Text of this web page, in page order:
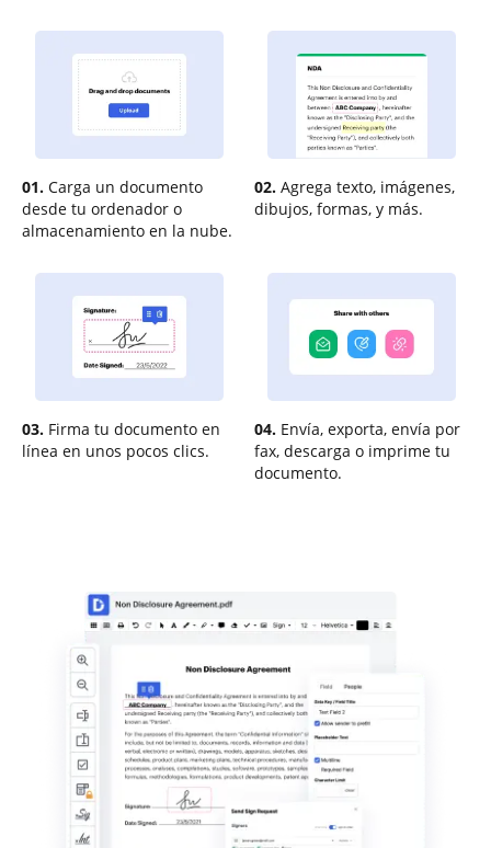
01. Carga un documento
desde tu ordenador o
almacenamiento en la nube.
02. Agrega texto, imágenes,
dibujos, formas, y más.
03. Firma tu documento en
línea en unos pocos clics.
04. Envía, exporta, envía por
fax, descarga o imprime tu
documento.